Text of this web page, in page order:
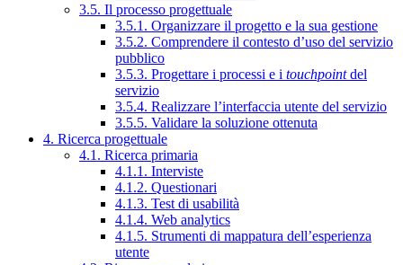
3.5. Il processo progettuale
3.5.1. Organizzare il progetto e la sua gestione
3.5.2. Comprendere il contesto d’uso del servizio
pubblico
3.5.3. Progettare i processi e i touchpointdel
servizio
3.5.4. Realizzare l’interfaccia utente del servizio
3.5.5. Validare la soluzione ottenuta
4. Ricerca progettuale
4.1. Ricerca primaria
4.1.1. Interviste
4.1.2. Questionari
4.1.3. Test di usabilità
4.1.4. Web analytics
4.1.5. Strumenti di mappatura dell’esperienza
utente